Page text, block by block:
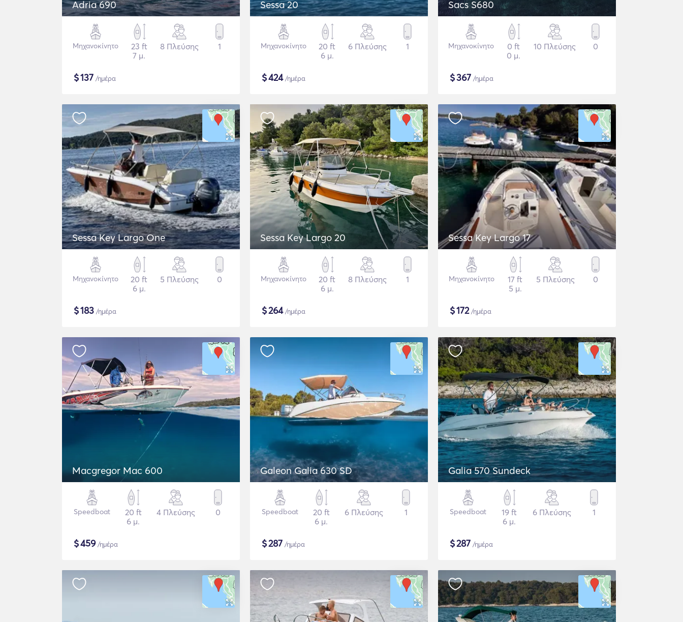
Adria 690
Μηχανοκίνητο
23 ft
7 μ.
8 Πλεύσης 1
$137 /ημέρα
Sessa 20
Μηχανοκίνητο
20 ft
6 μ.
6 Πλεύσης 1
$424/ημέρα
Sacs S680
Μηχανοκίνητο
0 ft
0 μ.
10 Πλεύσης 0
$367 /ημέρα
Sessa Key Largo One
Μηχανοκίνητο
20 ft
6 μ.
5 Πλεύσης 0
$183 /ημέρα
Sessa Key Largo 20
Μηχανοκίνητο
20 ft
6 μ.
8 Πλεύσης 1
$264/ημέρα
Sessa Key Largo 17
Μηχανοκίνητο
17 ft
5 μ.
5 Πλεύσης 0
$172/ημέρα
Macgregor Mac 600
Speedboat
20 ft
6 μ.
4 Πλεύσης 0
$459/ημέρα
Galeon Galia 630 SD
Speedboat
20 ft
6 μ.
6 Πλεύσης 1
$287 /ημέρα
Galia 570 Sundeck
Speedboat
19 ft
6 μ.
6 Πλεύσης 1
$287 /ημέρα